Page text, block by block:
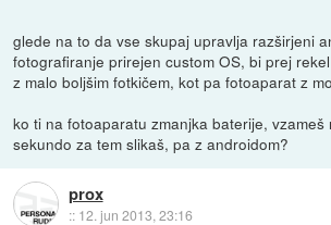
glede na to da vse skupaj upravlja razširjeni
fotografiranje prirejen custom OS, bi prej
z malo boljšim fotkičem, kot pa fotoaparat z
ko ti na fotoaparatu zmanjka baterije, vzameš
sekundo za tem slikaš, pa z androidom?
prox
:: 12. jun 2013, 23:16